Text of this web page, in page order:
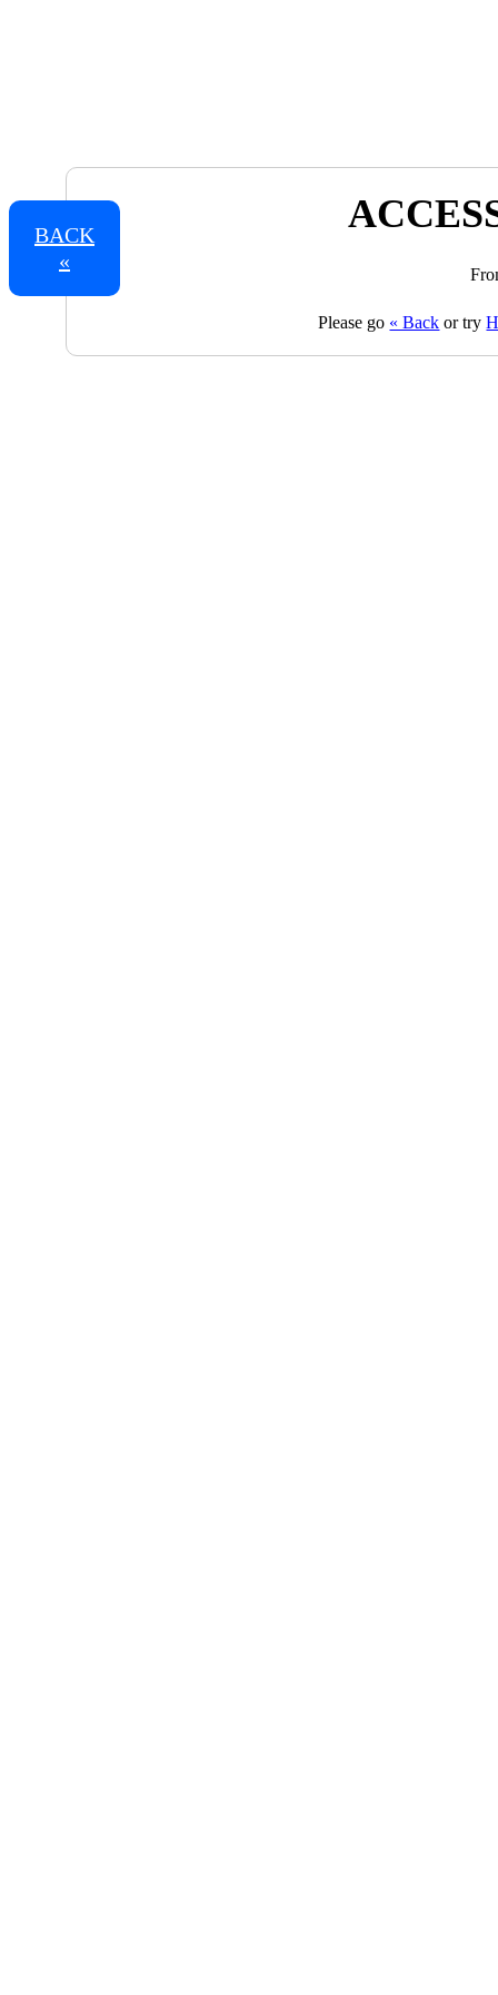
BACK
«
Please go « Back or try